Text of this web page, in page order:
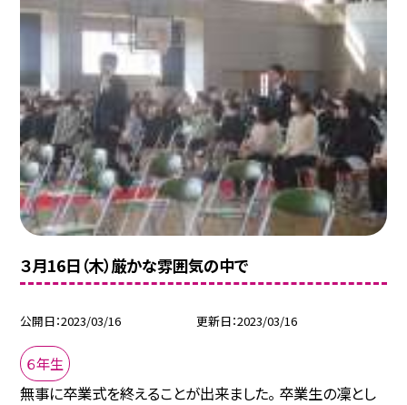
３月16日（木）厳かな雰囲気の中で
公開日 2023/03/16 更新日 2023/03/16
６年生
無事に卒業式を終えることが出来ました。 卒業生の凜とし